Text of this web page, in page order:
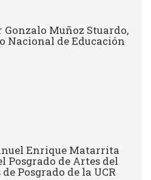
Muñoz Stuardo,
Nacional de Educación
Enrique Matarrita
Posgrado de Artes del
Posgrado de la UCR